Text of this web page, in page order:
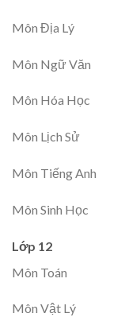
Môn Địa Lý
Môn Ngữ Văn
Môn Hóa Học
Môn Lịch Sử
Môn Tiếng Anh
Môn Sinh Học
Lớp 12
Môn Toán
Môn Vật Lý